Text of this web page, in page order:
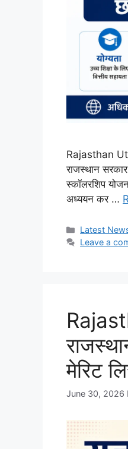
Rajasthan
राजस्थान
स्कॉलरशिप
अध्ययन कर …
Categories
Latest
Leave a
मेरिट
June 30, 2026